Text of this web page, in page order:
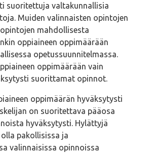
suoritettuja valtakunnallisia
Muiden valinnaisten opintojen
mahdollisesta
oppiaineen oppimäärään
opetussuunnitelmassa.
oppimäärään vain
suorittamat opinnot.
oppimäärän hyväksytysti
on suoritettava pääosa
hyväksytysti. Hylättyjä
pakollisissa ja
valinnaisissa opinnoissa